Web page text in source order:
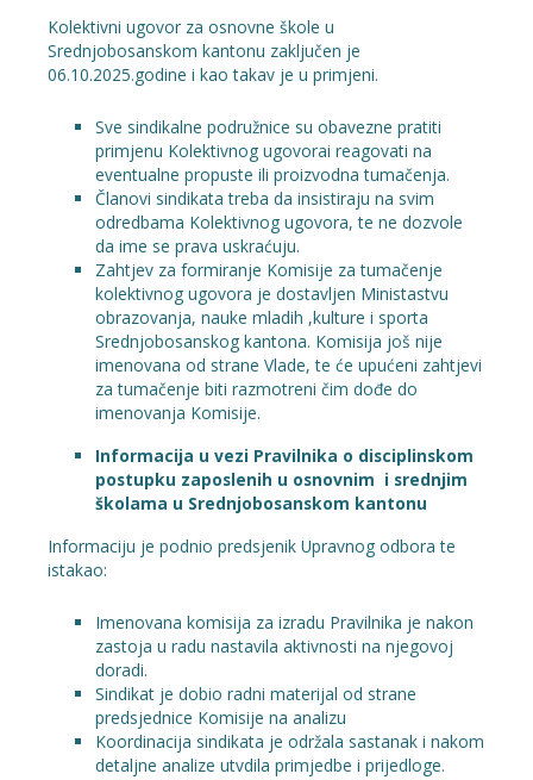
Kolektivni ugovor za osnovne škole u
Srednjobosanskom kantonu zaključen je
06.10.2025.godine i kao takav je u primjeni.
Sve sindikalne podružnice su obavezne pratiti
primjenu Kolektivnog ugovorai reagovati na
eventualne propuste ili proizvodna tumačenja.
Članovi sindikata treba da insistiraju na svim
odredbama Kolektivnog ugovora, te ne dozvole
da ime se prava uskraćuju.
Zahtjev za formiranje Komisije za tumačenje
kolektivnog ugovora je dostavljen Ministastvu
obrazovanja, nauke mladih ,kulture i sporta
Srednjobosanskog kantona. Komisija još nije
imenovana od strane Vlade, te će upućeni zahtjevi
za tumačenje biti razmotreni čim dođe do
imenovanja Komisije.
Informacija u vezi Pravilnika o disciplinskom
postupku zaposlenih u osnovnim i srednjim
školama u Srednjobosanskom kantonu
Informaciju je podnio predsjenik Upravnog odbora te
istakao:
Imenovana komisija za izradu Pravilnika je nakon
zastoja u radu nastavila aktivnosti na njegovoj
doradi.
Sindikat je dobio radni materijal od strane
predsjednice Komisije na analizu
Koordinacija sindikata je održala sastanak i nakom
detaljne analize utvdila primjedbe i prijedloge.